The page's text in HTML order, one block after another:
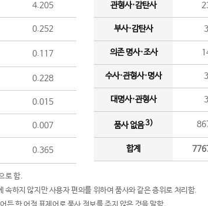
4.205
0.252
0.117
0.228
0.015
0.007
0.365
관형사·감탄사
부사·감탄사 3
의존 명사·조사
수사·관형사·명사 3
대명사·관형사 3
품사 없음3)
합계
로 함.
속하지 않지만 사용자 편의를 위하여 품사와 같은 층위로 처리함.